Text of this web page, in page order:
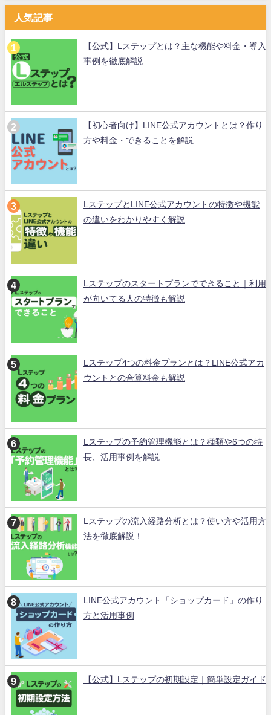
人気記事
【公式】Lステップとは？主な機能や料金・導入
事例を徹底解説
【初心者向け】LINE公式アカウントとは？作り
方や料金・できることを解説
LステップとLINE公式アカウントの特徴や機能
の違いをわかりやすく解説
Lステップのスタートプランでできること｜利用
が向いてる人の特徴も解説
Lステップ4つの料金プランとは？LINE公式アカ
ウントとの合算料金も解説
Lステップの予約管理機能とは？種類や6つの特
長、活用事例を解説
Lステップの流入経路分析とは？使い方や活用方
法を徹底解説！
LINE公式アカウント「ショップカード」の作り
方と活用事例
【公式】Lステップの初期設定｜簡単設定ガイド